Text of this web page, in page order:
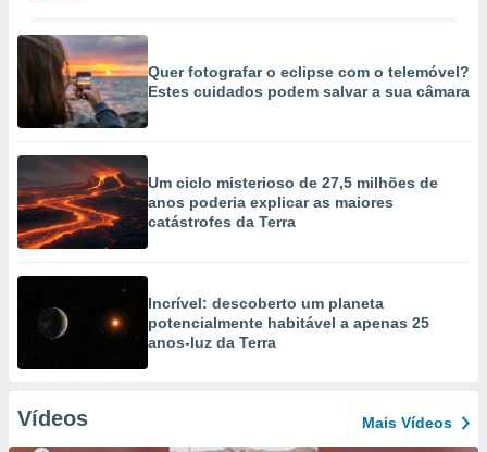
Quer fotografar o eclipse com o telemóvel?
Estes cuidados podem salvar a sua câmara
Um ciclo misterioso de 27,5 milhões de
anos poderia explicar as maiores
catástrofes da Terra
Incrível: descoberto um planeta
potencialmente habitável a apenas 25
anos-luz da Terra
Vídeos Mais Vídeos